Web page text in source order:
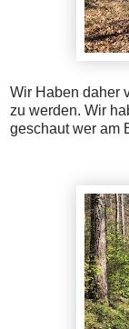
Wir Haben daher
zu werden. Wir
geschaut wer am